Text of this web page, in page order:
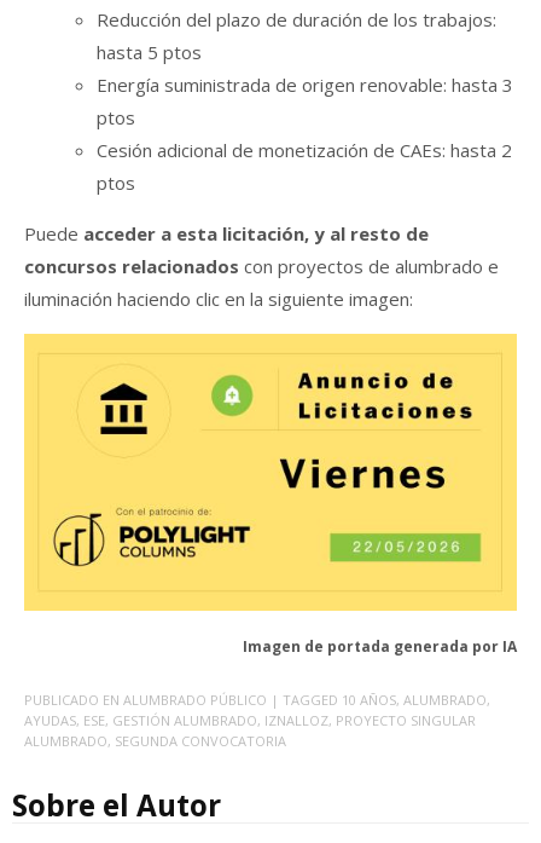
Reducción del plazo de duración de los trabajos:
hasta 5 ptos
Energía suministrada de origen renovable: hasta 3
ptos
Cesión adicional de monetización de CAEs: hasta 2
ptos
Puede acceder a esta licitación, y al resto de
concursos relacionados con proyectos de alumbrado e
iluminación haciendo clic en la siguiente imagen:
Imagen de portada generada por IA
PUBLICADO EN ALUMBRADO PÚBLICO | TAGGED 10 AÑOS, ALUMBRADO,
AYUDAS, ESE, GESTIÓN ALUMBRADO, IZNALLOZ, PROYECTO SINGULAR
ALUMBRADO, SEGUNDA CONVOCATORIA
Sobre el Autor